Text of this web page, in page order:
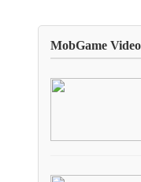
MobGame